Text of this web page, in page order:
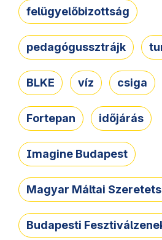
felügyelőbizottság
pedagógussztrájk
BLKE víz csiga
Fortepan időjárás
Imagine Budapest
Magyar Máltai
Budapesti